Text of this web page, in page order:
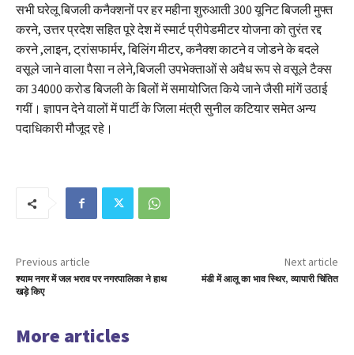
सभी घरेलू बिजली कनैक्शनों पर हर महीना शुरुआती 300 यूनिट बिजली मुफ्त
करने, उत्तर प्रदेश सहित पूरे देश में स्मार्ट प्रीपेडमीटर योजना को तुरंत रद्द
करने ,लाइन, ट्रांसफार्मर, बिलिंग मीटर, कनैक्श काटने व जोडने के बदले
वसूले जाने वाला पैसा न लेने,बिजली उपभेक्ताओं से अवैध रूप से वसूले टैक्स
का 34000 करोड बिजली के बिलों में समायोजित किये जाने जैसी मांगें उठाई
गयीं। ज्ञापन देने वालों में पार्टी के जिला मंत्री सुनील कटियार समेत अन्य
पदाधिकारी मौजूद रहे।
Previous article
श्याम नगर में जल भराव पर नगरपालिका ने हाथ
खड़े किए
Next article
मंडी में आलू का भाव स्थिर, व्यापारी चिंतित
More articles